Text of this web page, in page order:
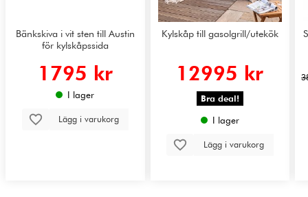
Bänkskiva i vit sten till Austin
för kylskåpssida
1795 kr
I lager
Lägg i varukorg
Kylskåp till gasolgrill/utekök
12995 kr
Bra deal!
I lager
Lägg i varukorg